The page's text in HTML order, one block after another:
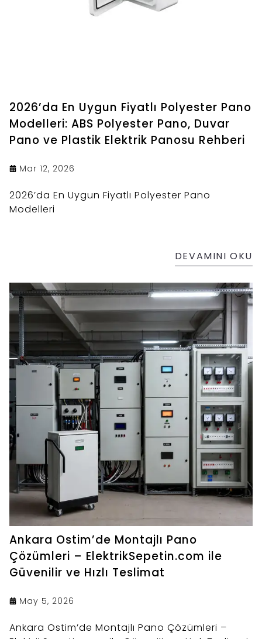
2026’da En Uygun Fiyatlı Polyester Pano
Modelleri: ABS Polyester Pano, Duvar
Pano ve Plastik Elektrik Panosu Rehberi
Mar 12, 2026
2026’da En Uygun Fiyatlı Polyester Pano
Modelleri
DEVAMINI OKU
Ankara Ostim’de Montajlı Pano
Çözümleri – ElektrikSepetin.com ile
Güvenilir ve Hızlı Teslimat
May 5, 2026
Ankara Ostim’de Montajlı Pano Çözümleri –